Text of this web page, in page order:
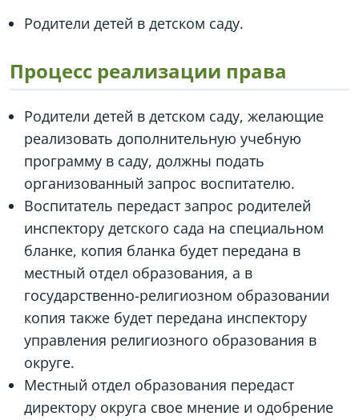
Родители детей в детском саду.
Процесс реализации права
Родители детей в детском саду, желающие
реализовать дополнительную учебную
программу в саду, должны подать
организованный запрос воспитателю.
Воспитатель передаст запрос родителей
инспектору детского сада на специальном
бланке, копия бланка будет передана в
местный отдел образования, а в
государственно-религиозном образовании
копия также будет передана инспектору
управления религиозного образования в
округе.
Местный отдел образования передаст
директору округа свое мнение и одобрение